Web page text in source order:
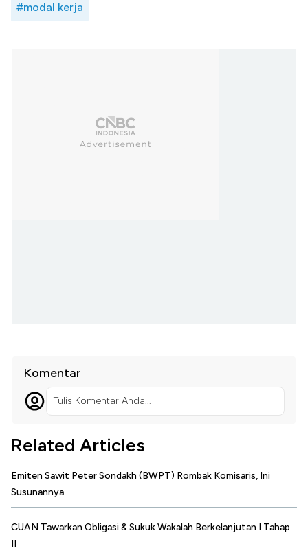
#modal kerja
Komentar
Tulis Komentar Anda...
Related Articles
Emiten Sawit Peter Sondakh (BWPT) Rombak Komisaris, Ini
Susunannya
CUAN Tawarkan Obligasi & Sukuk Wakalah Berkelanjutan I Tahap
II